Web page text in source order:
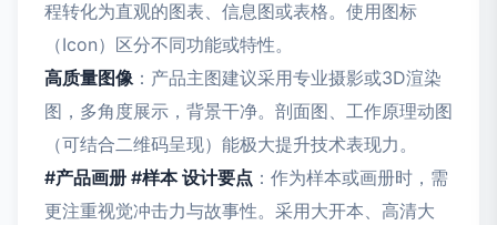
程转化为直观的图表、信息图或表格。使用图标
（Icon）区分不同功能或特性。
高质量图像 ：产品主图建议采用专业摄影或3D渲染
图，多角度展示，背景干净。剖面图、工作原理动图
（可结合二维码呈现）能极大提升技术表现力。
#产品画册 #样本 设计要点 ：作为样本或画册时，需
更注重视觉冲击力与故事性。采用大开本、高清大